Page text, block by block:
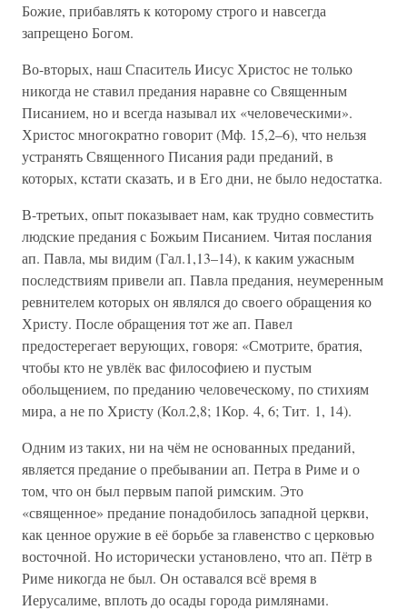
Божие, прибавлять к которому строго и навсегда
запрещено Богом.
Во-вторых, наш Спаситель Иисус Христос не только
никогда не ставил предания наравне со Священным
Писанием, но и всегда называл их «человеческими».
Христос многократно говорит (Мф. 15,2–6), что нельзя
устранять Священного Писания ради преданий, в
которых, кстати сказать, и в Его дни, не было недостатка.
В-третьих, опыт показывает нам, как трудно совместить
людские предания с Божьим Писанием. Читая послания
ап. Павла, мы видим (Гал.1,13–14), к каким ужасным
последствиям привели ап. Павла предания, неумеренным
ревнителем которых он являлся до своего обращения ко
Христу. После обращения тот же ап. Павел
предостерегает верующих, говоря: «Смотрите, братия,
чтобы кто не увлёк вас философиею и пустым
обольщением, по преданию человеческому, по стихиям
мира, а не по Христу (Кол.2,8; 1Кор. 4, 6; Тит. 1, 14).
Одним из таких, ни на чём не основанных преданий,
является предание о пребывании ап. Петра в Риме и о
том, что он был первым папой римским. Это
«священное» предание понадобилось западной церкви,
как ценное оружие в её борьбе за главенство с церковью
восточной. Но исторически установлено, что ап. Пётр в
Риме никогда не был. Он оставался всё время в
Иерусалиме, вплоть до осады города римлянами.